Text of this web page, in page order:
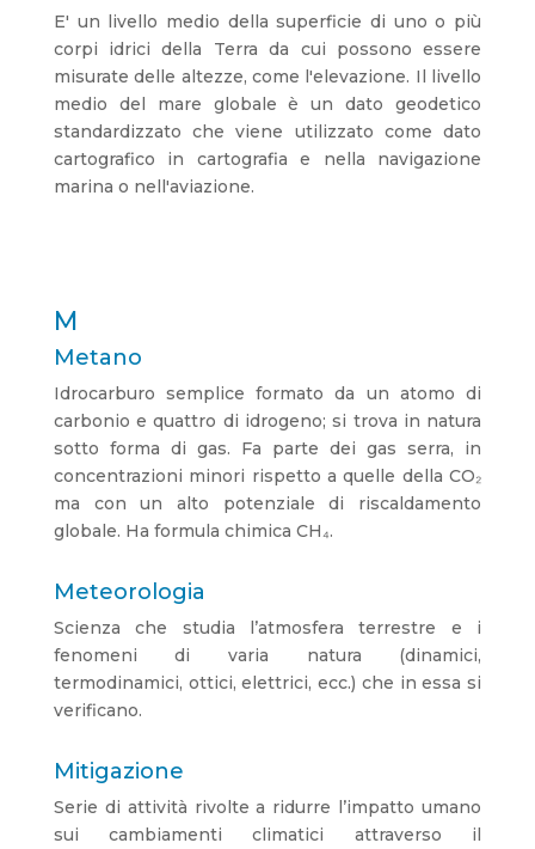
E' un livello medio della superficie di uno o più
corpi idrici della Terra da cui possono essere
misurate delle altezze, come l'elevazione. Il livello
medio del mare globale è un dato geodetico
standardizzato che viene utilizzato come dato
cartografico in cartografia e nella navigazione
marina o nell'aviazione.
M
Metano
Idrocarburo semplice formato da un atomo di
carbonio e quattro di idrogeno; si trova in natura
sotto forma di gas. Fa parte dei gas serra, in
concentrazioni minori rispetto a quelle della CO₂
ma con un alto potenziale di riscaldamento
globale. Ha formula chimica CH₄.
Meteorologia
Scienza che studia l’atmosfera terrestre e i
fenomeni di varia natura (dinamici,
termodinamici, ottici, elettrici, ecc.) che in essa si
verificano.
Mitigazione
Serie di attività rivolte a ridurre l’impatto umano
sui cambiamenti climatici attraverso il